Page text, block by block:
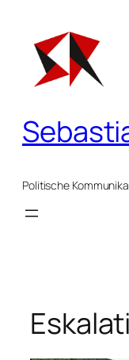
springen
Politische